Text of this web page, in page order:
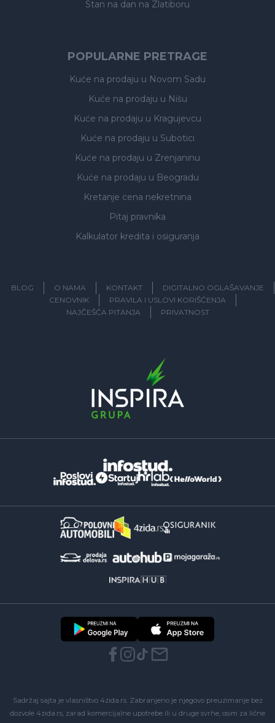
Stan na dan na Zlatiboru
POPULARNE PRETRAGE
Kuće na prodaju u Novom Sadu
Kuće na prodaju u Nišu
Kuće na prodaju u Kragujevcu
Kuće na prodaju u Subotici
Kuće na prodaju u Zrenjaninu
Kuće na prodaju u Beogradu
Kretanje cena nekretnina
Pitaj pravnika
Kalkulator kredita i osiguranja
BLOG O NAMA KONTAKT
DIGITALNO OGLAŠAVANJE
CENOVNIK
PRAVILA I USLOVI KORIŠĆENJA
NAJČEŠĆA PITANJA
PRIVATNOST
Sadržaj sajta je vlasništvo 4zida.rs. Zabranjeno je njegovo preuzimanje bez
dozvole 4zida.rs, zarad komercijalne upotrebe ili u druge svrhe, osim za lične